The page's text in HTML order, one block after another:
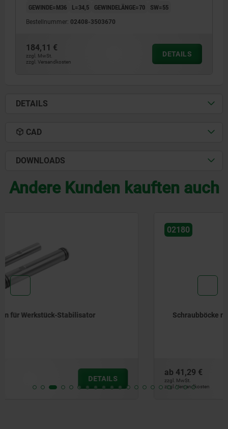
GEWINDE=M36
L=34,5 GEWINDELÄNGE=70 SW=55
Bestellnummer: 02408-3503670
184,11 €
zzgl. MwSt.
zzgl. Versandkosten
DETAILS
DETAILS
CAD
DOWNLOADS
Andere Kunden kauften auch
Schraubböcke mit flacher Auflage, Aluminium
zzgl. Versandkosten
DETAILS